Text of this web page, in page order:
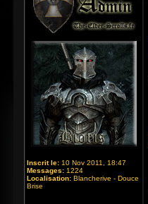
Inscrit le: 10 Nov 2011, 18:47
Messages: 1224
Localisation: Blancherive - Douce
Brise